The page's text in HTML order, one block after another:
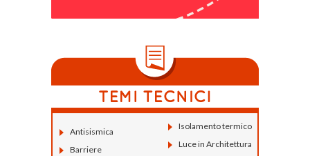
Antisismica
Barriere
Isolamento termico
Luce in Architettura